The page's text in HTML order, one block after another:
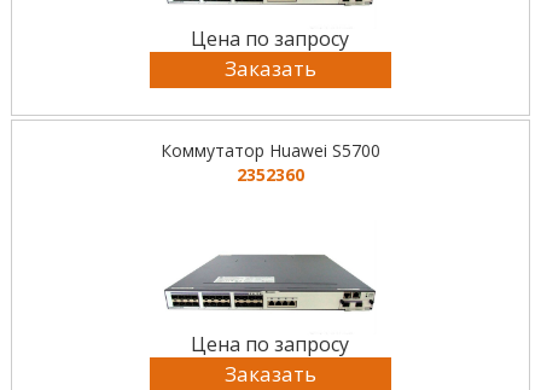
Цена по запросу
Заказать
Коммутатор Huawei S5700
2352360
Цена по запросу
Заказать